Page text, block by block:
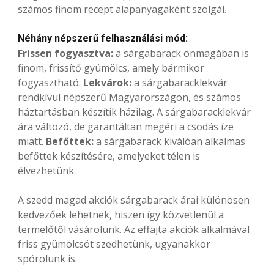
számos finom recept alapanyagaként szolgál.
Néhány népszerű felhasználási mód:
Frissen fogyasztva:a sárgabarack önmagában is
finom, frissítő gyümölcs, amely bármikor
fogyasztható. Lekvárok:a sárgabaracklekvár
rendkívül népszerű Magyarországon, és számos
háztartásban készítik házilag. A sárgabaracklekvár
ára változó, de garantáltan megéri a csodás íze
miatt. Befőttek:a sárgabarack kiválóan alkalmas
befőttek készítésére, amelyeket télen is
élvezhetünk.
A szedd magad akciók sárgabarack árai különösen
kedvezőek lehetnek, hiszen így közvetlenül a
termelőtől vásárolunk. Az effajta akciók alkalmával
friss gyümölcsöt szedhetünk, ugyanakkor
spórolunk is.